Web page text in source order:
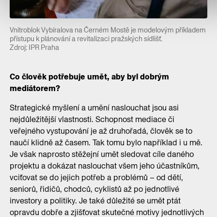
Vnitroblok Vybíralova na Černém Mostě je modelovým příkladem
přístupu k plánování a revitalizaci pražských sídlišť.
Zdroj: IPR Praha
Co člověk potřebuje umět, aby byl dobrým
mediátorem?
Strategické myšlení a umění naslouchat jsou asi
nejdůležitější vlastnosti. Schopnost mediace či
veřejného vystupování je až druhořadá, člověk se to
naučí klidně až časem. Tak tomu bylo například i u mě.
Je však naprosto stěžejní umět sledovat cíle daného
projektu a dokázat naslouchat všem jeho účastníkům,
vciťovat se do jejich potřeb a problémů – od dětí,
seniorů, řidičů, chodců, cyklistů až po jednotlivé
investory a politiky. Je také důležité se umět ptát
opravdu dobře a zjišťovat skutečné motivy jednotlivých